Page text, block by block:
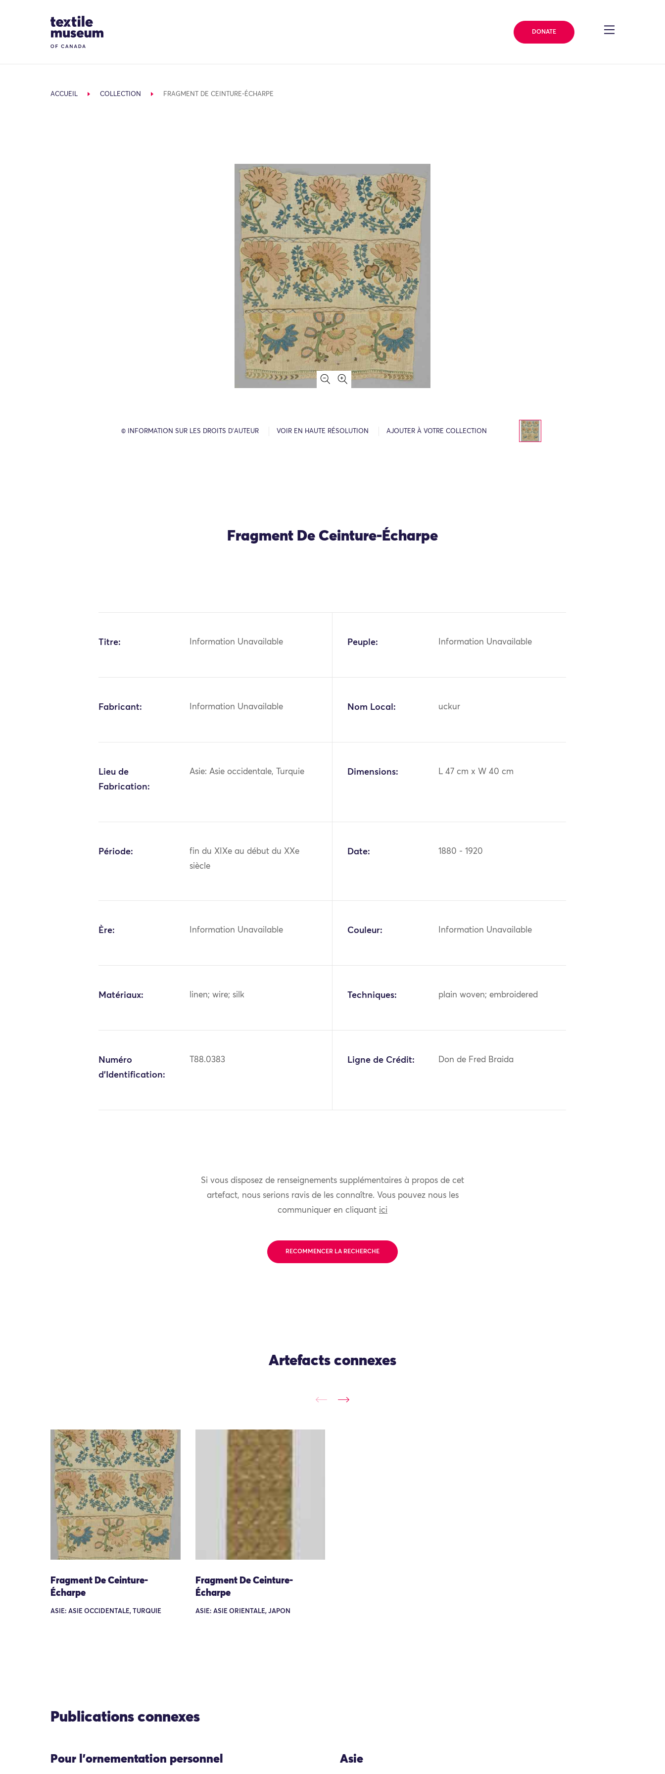
Site Logo
DONATE
ACCUEIL COLLECTION FRAGMENT DE CEINTURE-ÉCHARPE
© INFORMATION SUR LES DROITS D’AUTEUR VOIR EN HAUTE RÉSOLUTION AJOUTER À VOTRE COLLECTION
Fragment De Ceinture-Écharpe
Titre: Information Unavailable Peuple: Information Unavailable
Fabricant: Information Unavailable Nom Local: uckur
Lieu de
Fabrication:
Asie: Asie occidentale, Turquie Dimensions: L 47 cm x W 40 cm
Période:
fin du XIXe au début du XXe
siècle
Date: 1880 - 1920
Ère: Information Unavailable Couleur: Information Unavailable
Matériaux: linen; wire; silk Techniques: plain woven; embroidered
Numéro
d'Identification:
T88.0383 Ligne de Crédit: Don de Fred Braida
Si vous disposez de renseignements supplémentaires à propos de cet
artefact, nous serions ravis de les connaître. Vous pouvez nous les
communiquer en cliquant ici
RECOMMENCER LA RECHERCHE
Artefacts connexes
Fragment De Ceinture-
Écharpe
ASIE: ASIE OCCIDENTALE, TURQUIE
Fragment De Ceinture-
Écharpe
ASIE: ASIE ORIENTALE, JAPON
Publications connexes
Pour l'ornementation personnel Asie